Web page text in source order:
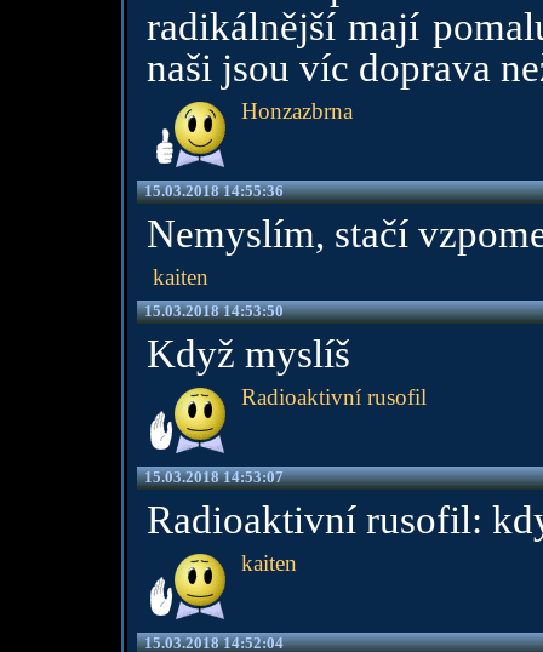
radikálnější mají
naši jsou víc doprava
Honzazbrna
15.03.2018 14:55:36
Nemyslím, stačí
kaiten
15.03.2018 14:53:50
Když myslíš
Radioaktivní rusofil
15.03.2018 14:53:07
Radioaktivní rusofil:
kaiten
15.03.2018 14:52:04